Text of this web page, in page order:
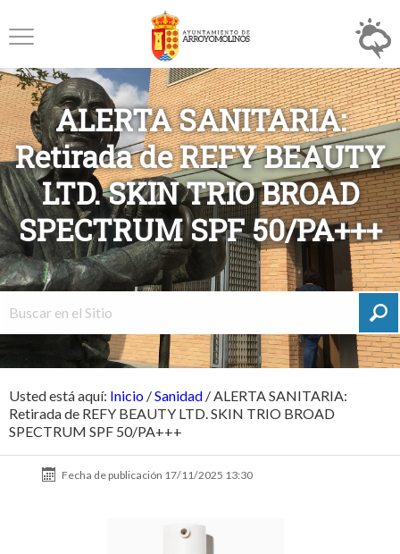
ALERTA SANITARIA:
Retirada de REFY BEAUTY
LTD. SKIN TRIO BROAD
SPECTRUM SPF 50/PA+++
Usted está aquí: Inicio /Sanidad /ALERTA SANITARIA:
Retirada de REFY BEAUTY LTD. SKIN TRIO BROAD
SPECTRUM SPF 50/PA+++
Fecha de publicación 17/11/2025 13:30